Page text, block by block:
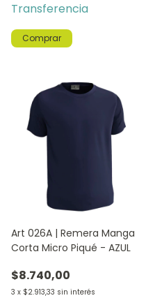
Transferencia
Comprar
Art 026A | Remera Manga
Corta Micro Piqué - AZUL
$8.740,00
3 x $2.913,33 sin interés